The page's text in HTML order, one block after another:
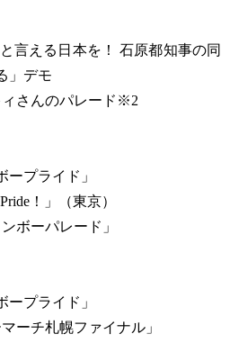
言える日本を！ 石原都知事の同
」デモ
さんのパレード※2
プライド」
！」（東京）
ボーパレード」
プライド」
ーチ札幌ファイナル」